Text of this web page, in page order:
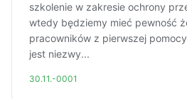
szkolenie w zakresie ochrony
wtedy będziemy mieć pewność
pracowników z pierwszej
jest niezwy...
30.11.-0001